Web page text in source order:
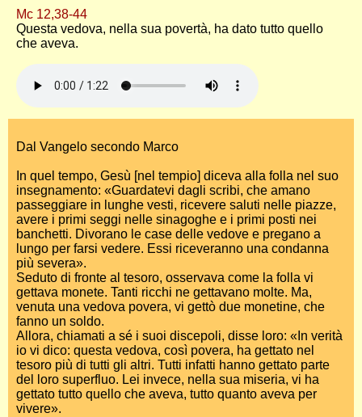
Mc 12,38-44
Questa vedova, nella sua povertà, ha dato tutto quello
che aveva.
Dal Vangelo secondo Marco
In quel tempo, Gesù [nel tempio] diceva alla folla nel suo
insegnamento: «Guardatevi dagli scribi, che amano
passeggiare in lunghe vesti, ricevere saluti nelle piazze,
avere i primi seggi nelle sinagoghe e i primi posti nei
banchetti. Divorano le case delle vedove e pregano a
lungo per farsi vedere. Essi riceveranno una condanna
più severa».
Seduto di fronte al tesoro, osservava come la folla vi
gettava monete. Tanti ricchi ne gettavano molte. Ma,
venuta una vedova povera, vi gettò due monetine, che
fanno un soldo.
Allora, chiamati a sé i suoi discepoli, disse loro: «In verità
io vi dico: questa vedova, così povera, ha gettato nel
tesoro più di tutti gli altri. Tutti infatti hanno gettato parte
del loro superfluo. Lei invece, nella sua miseria, vi ha
gettato tutto quello che aveva, tutto quanto aveva per
vivere».